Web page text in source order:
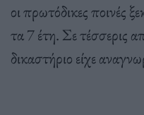
οι πρωτόδικες ποινές
τα 7 έτη. Σε τέσσερις
δικαστήριο είχε